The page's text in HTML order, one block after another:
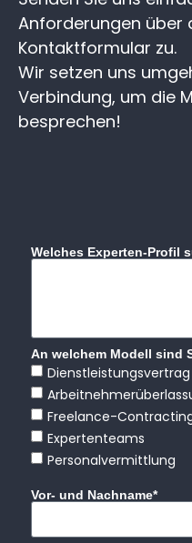
Anforderungen über
Kontaktformular zu.
Wir setzen uns
Verbindung, um die
besprechen!
Welches Experten-Profil
An welchem Modell sind
Dienstleistungsvertrag
Freelance-
Expertenteams
Personalvermittlung
Vor- und Nachname*